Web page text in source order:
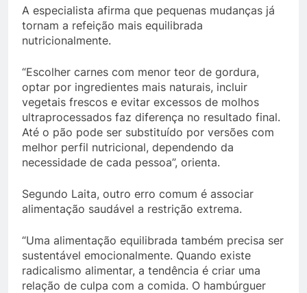
A especialista afirma que pequenas mudanças já
tornam a refeição mais equilibrada
nutricionalmente.
“Escolher carnes com menor teor de gordura,
optar por ingredientes mais naturais, incluir
vegetais frescos e evitar excessos de molhos
ultraprocessados faz diferença no resultado final.
Até o pão pode ser substituído por versões com
melhor perfil nutricional, dependendo da
necessidade de cada pessoa”, orienta.
Segundo Laita, outro erro comum é associar
alimentação saudável a restrição extrema.
“Uma alimentação equilibrada também precisa ser
sustentável emocionalmente. Quando existe
radicalismo alimentar, a tendência é criar uma
relação de culpa com a comida. O hambúrguer